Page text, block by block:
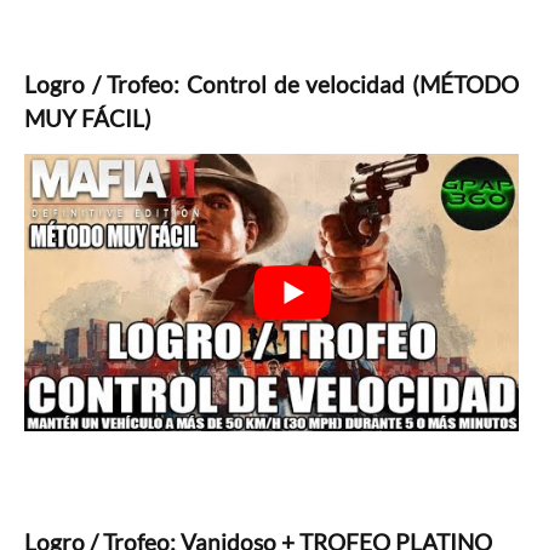
Logro / Trofeo: Control de velocidad (MÉTODO
MUY FÁCIL)
Logro / Trofeo: Vanidoso + TROFEO PLATINO